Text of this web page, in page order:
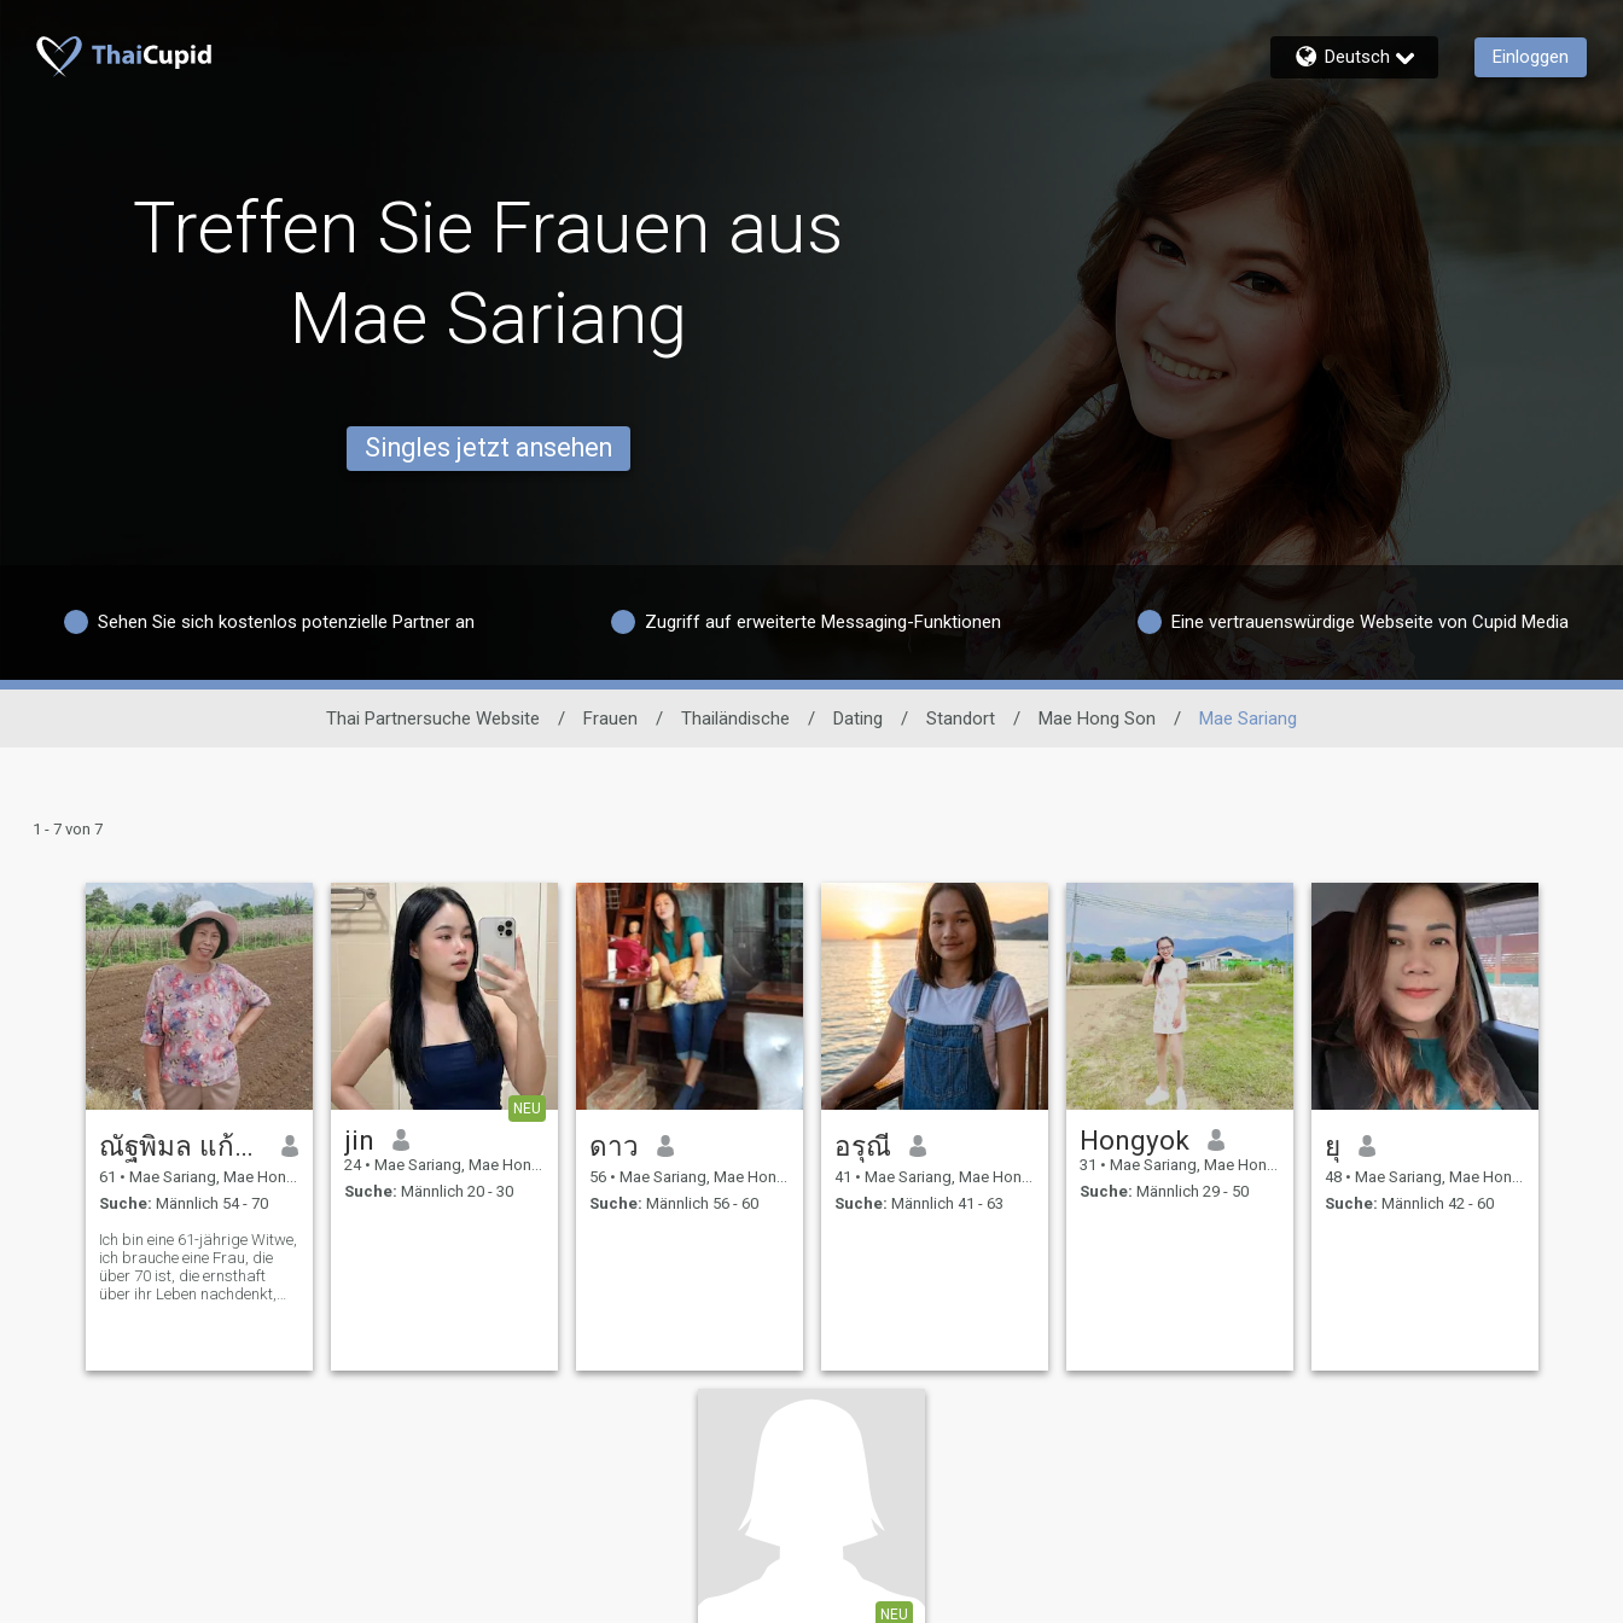
Deutsch Einloggen
Treffen Sie Frauen aus
Mae Sariang
Singles jetzt ansehen
Sehen Sie sich kostenlos potenzielle Partner an Zugriff auf erweiterte Messaging-Funktionen Eine vertrauenswürdige Webseite von Cupid Media
Thai Partnersuche Website / Frauen / Thailändische / Dating / Standort / Mae Hong Son / Mae Sariang
1 - 7 von 7
ณัฐพิมล แก้วแจ่มจันทร์
61 • Mae Sariang, Mae Hong Son, Thailand
Suche: Männlich 54 - 70
Ich bin eine 61-jährige Witwe,
ich brauche eine Frau, die
über 70 ist, die ernsthaft
über ihr Leben nachdenkt,
berücksichtige Behinderte,
NEU
jin
24 • Mae Sariang, Mae Hong Son, Thailand
Suche: Männlich 20 - 30
ดาว
56 • Mae Sariang, Mae Hong Son, Thailand
Suche: Männlich 56 - 60
อรุณี
41 • Mae Sariang, Mae Hong Son, Thailand
Suche: Männlich 41 - 63
Hongyok
31 • Mae Sariang, Mae Hong Son, Thailand
Suche: Männlich 29 - 50
ยุ
48 • Mae Sariang, Mae Hong Son, Thailand
Suche: Männlich 42 - 60
NEU